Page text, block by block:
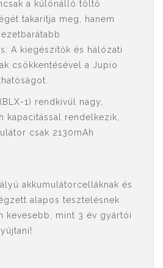
a különálló töltő
takarítja meg, hanem
A kiegészítők és hálózati
csökkentésével a Jupio
1) rendkívül nagy,
kapacitással rendelkezik,
csak 2130mAh
akkumulátorcelláknak és
alapos tesztelésnek
kevesebb, mint 3 év gyártói